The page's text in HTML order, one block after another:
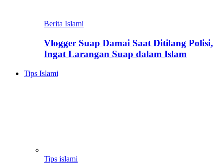
Berita Islami
Vlogger Suap Damai Saat Ditilang Polisi,
Ingat Larangan Suap dalam Islam
Tips Islami
Tips islami